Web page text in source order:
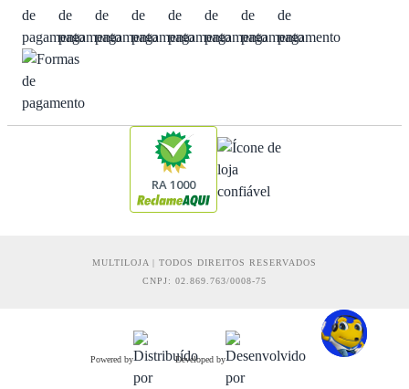
RA 1000
MULTILOJA | TODOS DIREITOS RESERVADOS
CNPJ: 02.869.763/0008-75
Powered by Developed by